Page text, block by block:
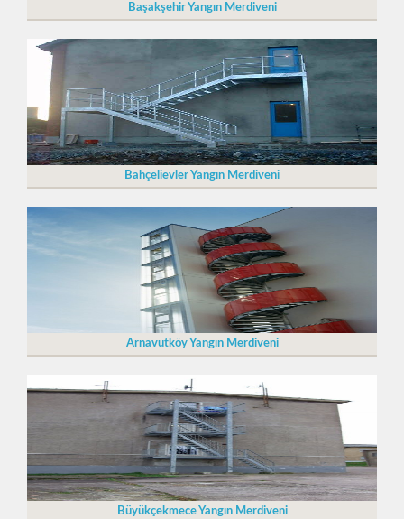
Başakşehir Yangın Merdiveni
Bahçelievler Yangın Merdiveni
Arnavutköy Yangın Merdiveni
Büyükçekmece Yangın Merdiveni